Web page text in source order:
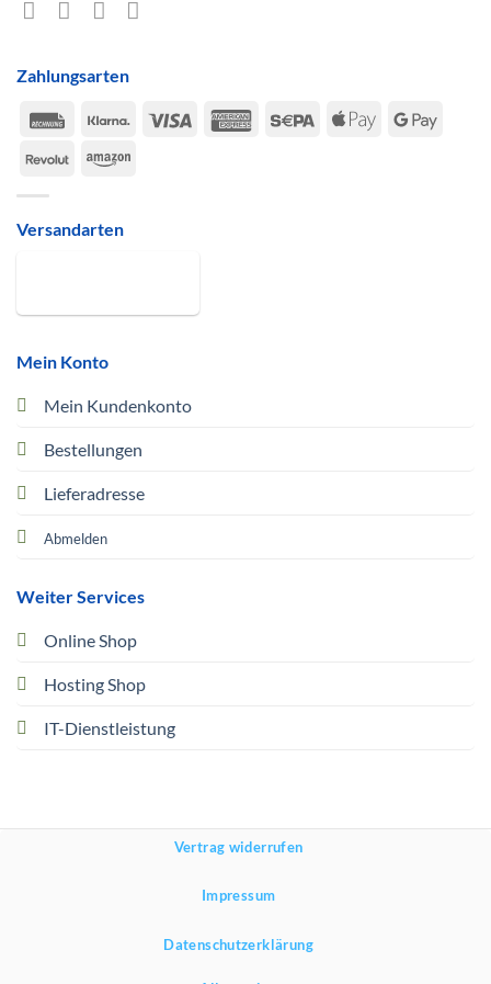
Mein Konto
Mein Kundenkonto
Bestellungen
Lieferadresse
Abmelden
Weiter Services
Online Shop
Hosting Shop
IT-Dienstleistung
Zahlungsarten
Rechung
Klarna Visa
American Sepa
Apple
Google
RevolutAmazon
Versandarten
Vertrag widerrufen
Impressum
Datenschutzerklärung